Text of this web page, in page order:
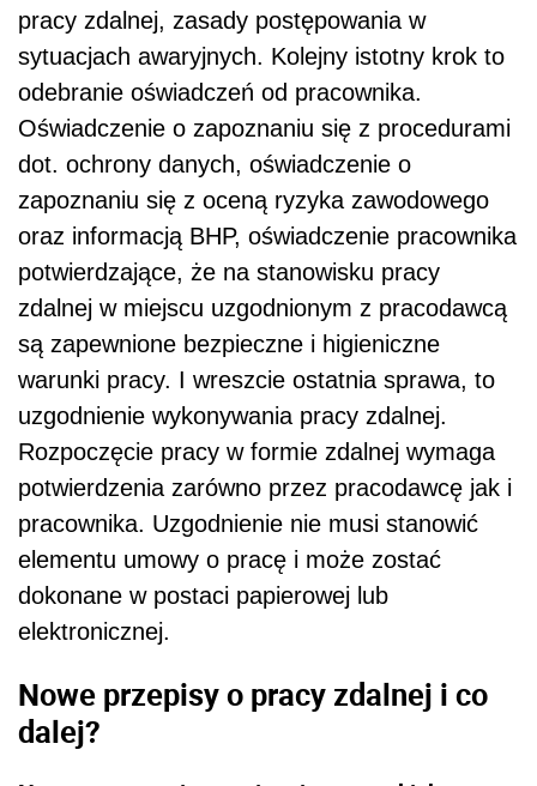
pracy zdalnej, zasady postępowania w
sytuacjach awaryjnych. Kolejny istotny krok to
odebranie oświadczeń od pracownika.
Oświadczenie o zapoznaniu się z procedurami
dot. ochrony danych, oświadczenie o
zapoznaniu się z oceną ryzyka zawodowego
oraz informacją BHP, oświadczenie pracownika
potwierdzające, że na stanowisku pracy
zdalnej w miejscu uzgodnionym z pracodawcą
są zapewnione bezpieczne i higieniczne
warunki pracy. I wreszcie ostatnia sprawa, to
uzgodnienie wykonywania pracy zdalnej.
Rozpoczęcie pracy w formie zdalnej wymaga
potwierdzenia zarówno przez pracodawcę jak i
pracownika. Uzgodnienie nie musi stanowić
elementu umowy o pracę i może zostać
dokonane w postaci papierowej lub
elektronicznej.
Nowe przepisy o pracy zdalnej i co
dalej?